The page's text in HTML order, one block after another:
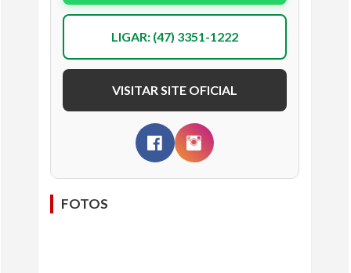
LIGAR: (47) 3351-1222
VISITAR SITE OFICIAL
FOTOS